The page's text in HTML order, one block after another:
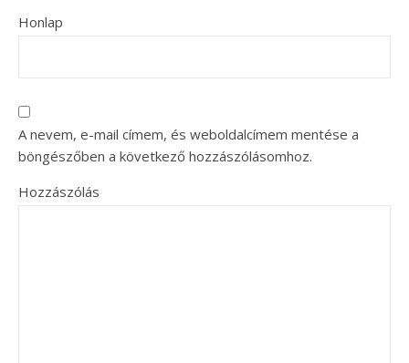
Honlap
A nevem, e-mail címem, és weboldalcímem mentése a
böngészőben a következő hozzászólásomhoz.
Hozzászólás